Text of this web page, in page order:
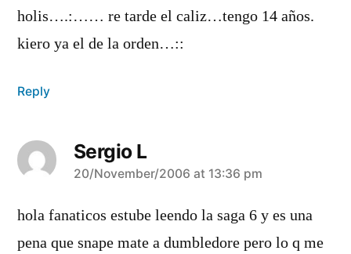
holis….:…… re tarde el caliz…tengo 14 años.
kiero ya el de la orden…::
Reply
Sergio L
says:
20/November/2006 at 13:36 pm
hola fanaticos estube leendo la saga 6 y es una
pena que snape mate a dumbledore pero lo q me